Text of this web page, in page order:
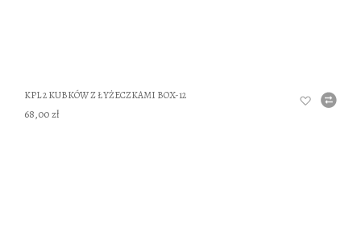
KPL 2 KUBKÓW Z ŁYŻECZKAMI BOX-12
68,00 zł